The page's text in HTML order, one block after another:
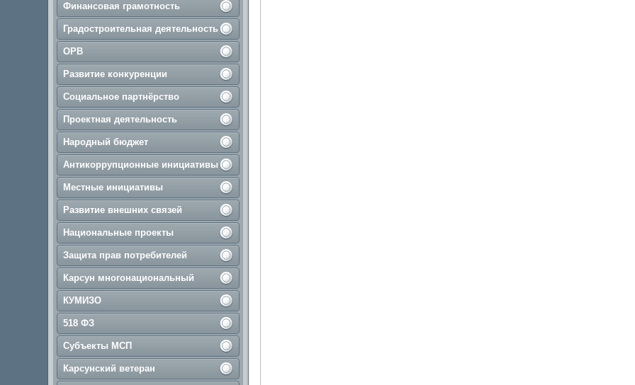
Финансовая грамотность
Градостроительная деятельность
ОРВ
Развитие конкуренции
Социальное партнёрство
Проектная деятельность
Народный бюджет
Антикоррупционные инициативы
Местные инициативы
Развитие внешних связей
Национальные проекты
Защита прав потребителей
Карсун многонациональный
КУМИЗО
518 ФЗ
Субъекты МСП
Карсунский ветеран